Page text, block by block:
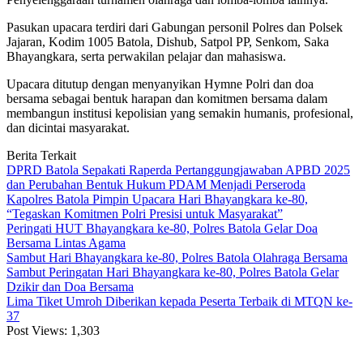
Pasukan upacara terdiri dari Gabungan personil Polres dan Polsek
Jajaran, Kodim 1005 Batola, Dishub, Satpol PP, Senkom, Saka
Bhayangkara, serta perwakilan pelajar dan mahasiswa.
Upacara ditutup dengan menyanyikan Hymne Polri dan doa
bersama sebagai bentuk harapan dan komitmen bersama dalam
membangun institusi kepolisian yang semakin humanis, profesional,
dan dicintai masyarakat.
Berita Terkait
DPRD Batola Sepakati Raperda Pertanggungjawaban APBD 2025
dan Perubahan Bentuk Hukum PDAM Menjadi Perseroda
Kapolres Batola Pimpin Upacara Hari Bhayangkara ke-80,
“Tegaskan Komitmen Polri Presisi untuk Masyarakat”
Peringati HUT Bhayangkara ke-80, Polres Batola Gelar Doa
Bersama Lintas Agama
Sambut Hari Bhayangkara ke-80, Polres Batola Olahraga Bersama
Sambut Peringatan Hari Bhayangkara ke-80, Polres Batola Gelar
Dzikir dan Doa Bersama
Lima Tiket Umroh Diberikan kepada Peserta Terbaik di MTQN ke-
37
Post Views: 1,303